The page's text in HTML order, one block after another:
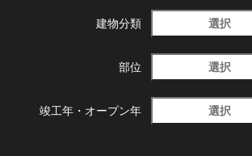
建物分類 選択
部位 選択
竣工年・ オープン年 選択